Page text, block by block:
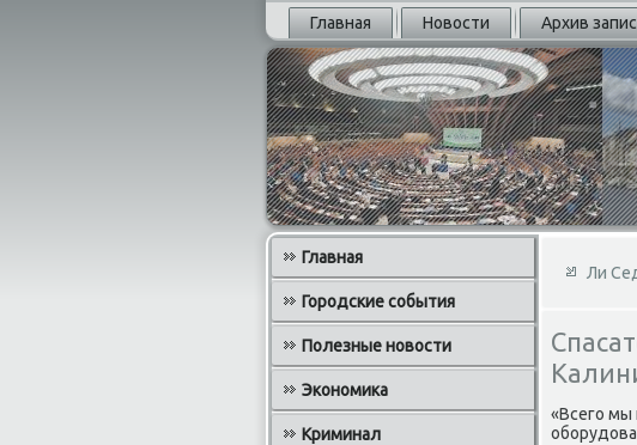
Главная Новости Архив
Главная
Городские события
Полезные новости
Экономика
Криминал
Ли
«Всего мы